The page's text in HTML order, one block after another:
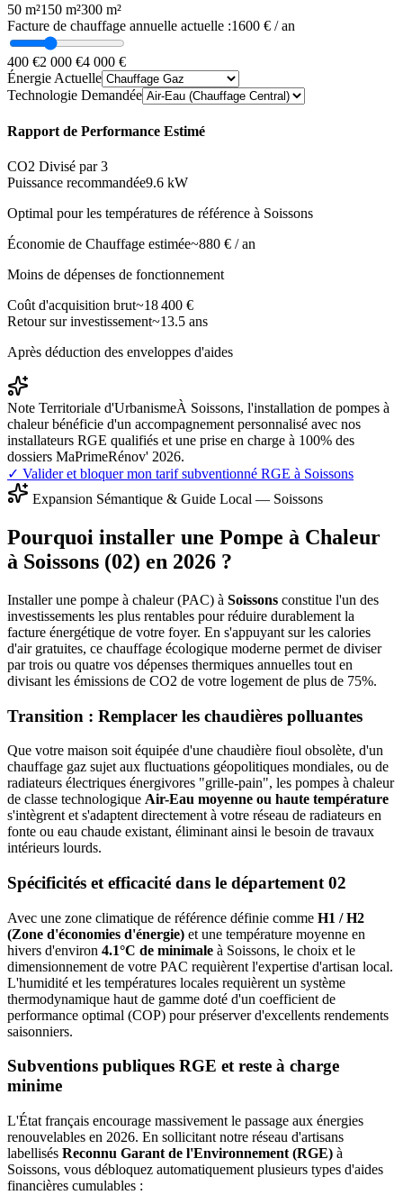
50 m²150 m²300 m²
Facture de chauffage annuelle actuelle :1600 € / an
400 €2 000 €4 000 €
Énergie Actuelle
Technologie Demandée
Rapport de Performance Estimé
CO2 Divisé par 3
Puissance recommandée9.6 kW
Optimal pour les températures de référence à Soissons
Économie de Chauffage estimée~880 € / an
Moins de dépenses de fonctionnement
Coût d'acquisition brut~18 400 €
Retour sur investissement~13.5 ans
Après déduction des enveloppes d'aides
Note Territoriale d'UrbanismeÀ Soissons, l'installation de pompes à
chaleur bénéficie d'un accompagnement personnalisé avec nos
installateurs RGE qualifiés et une prise en charge à 100% des
dossiers MaPrimeRénov' 2026.
✓ Valider et bloquer mon tarif subventionné RGE à Soissons
Expansion Sémantique & Guide Local — Soissons
Pourquoi installer une Pompe à Chaleur
à Soissons (02) en 2026 ?
Installer une pompe à chaleur (PAC) à Soissons constitue l'un des
investissements les plus rentables pour réduire durablement la
facture énergétique de votre foyer. En s'appuyant sur les calories
d'air gratuites, ce chauffage écologique moderne permet de diviser
par trois ou quatre vos dépenses thermiques annuelles tout en
divisant les émissions de CO2 de votre logement de plus de 75%.
Transition : Remplacer les chaudières polluantes
Que votre maison soit équipée d'une chaudière fioul obsolète, d'un
chauffage gaz sujet aux fluctuations géopolitiques mondiales, ou de
radiateurs électriques énergivores "grille-pain", les pompes à chaleur
de classe technologique Air-Eau moyenne ou haute température
s'intègrent et s'adaptent directement à votre réseau de radiateurs en
fonte ou eau chaude existant, éliminant ainsi le besoin de travaux
intérieurs lourds.
Spécificités et efficacité dans le département 02
Avec une zone climatique de référence définie comme H1 / H2
(Zone d'économies d'énergie) et une température moyenne en
hivers d'environ 4.1°C de minimale à Soissons, le choix et le
dimensionnement de votre PAC requièrent l'expertise d'artisan local.
L'humidité et les températures locales requièrent un système
thermodynamique haut de gamme doté d'un coefficient de
performance optimal (COP) pour préserver d'excellents rendements
saisonniers.
Subventions publiques RGE et reste à charge
minime
L'État français encourage massivement le passage aux énergies
renouvelables en 2026. En sollicitant notre réseau d'artisans
labellisés Reconnu Garant de l'Environnement (RGE) à
Soissons, vous débloquez automatiquement plusieurs types d'aides
financières cumulables :